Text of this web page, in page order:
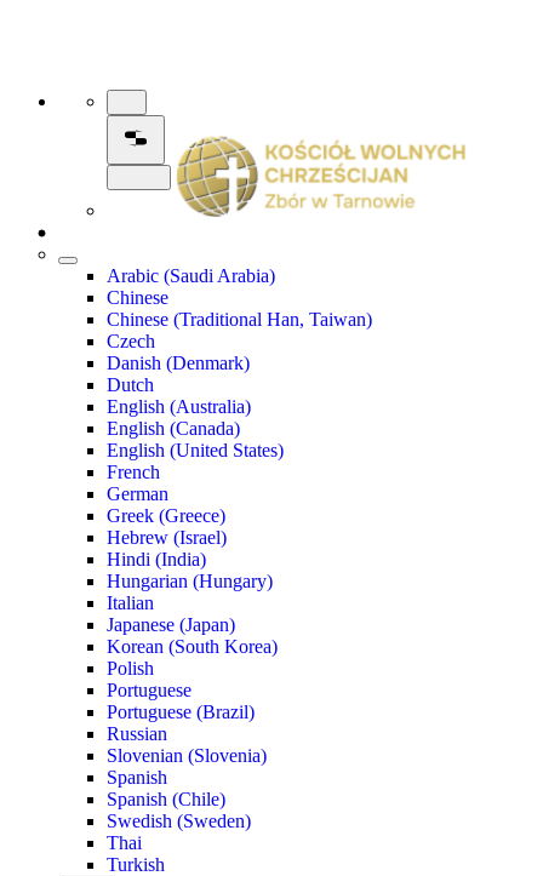
Arabic (Saudi Arabia)
Chinese
Chinese (Traditional Han, Taiwan)
Czech
Danish (Denmark)
Dutch
English (Australia)
English (Canada)
English (United States)
French
German
Greek (Greece)
Hebrew (Israel)
Hindi (India)
Hungarian (Hungary)
Italian
Japanese (Japan)
Korean (South Korea)
Polish
Portuguese
Portuguese (Brazil)
Russian
Slovenian (Slovenia)
Spanish
Spanish (Chile)
Swedish (Sweden)
Thai
Turkish